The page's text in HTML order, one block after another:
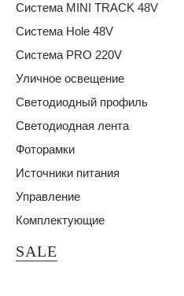
Система MINI TRACK 48V
Система Hole 48V
Система PRO 220V
Уличное освещение
Светодиодный профиль
Светодиодная лента
Фоторамки
Источники питания
Управление
Комплектующие
SALE